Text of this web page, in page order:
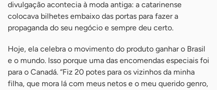
divulgação acontecia à moda antiga: a catarinense
colocava bilhetes embaixo das portas para fazer a
propaganda do seu negócio e sempre deu certo.
Hoje, ela celebra o movimento do produto ganhar o Brasil
e o mundo. Isso porque uma das encomendas especiais foi
para o Canadá. “Fiz 20 potes para os vizinhos da minha
filha, que mora lá com meus netos e o meu querido genro,